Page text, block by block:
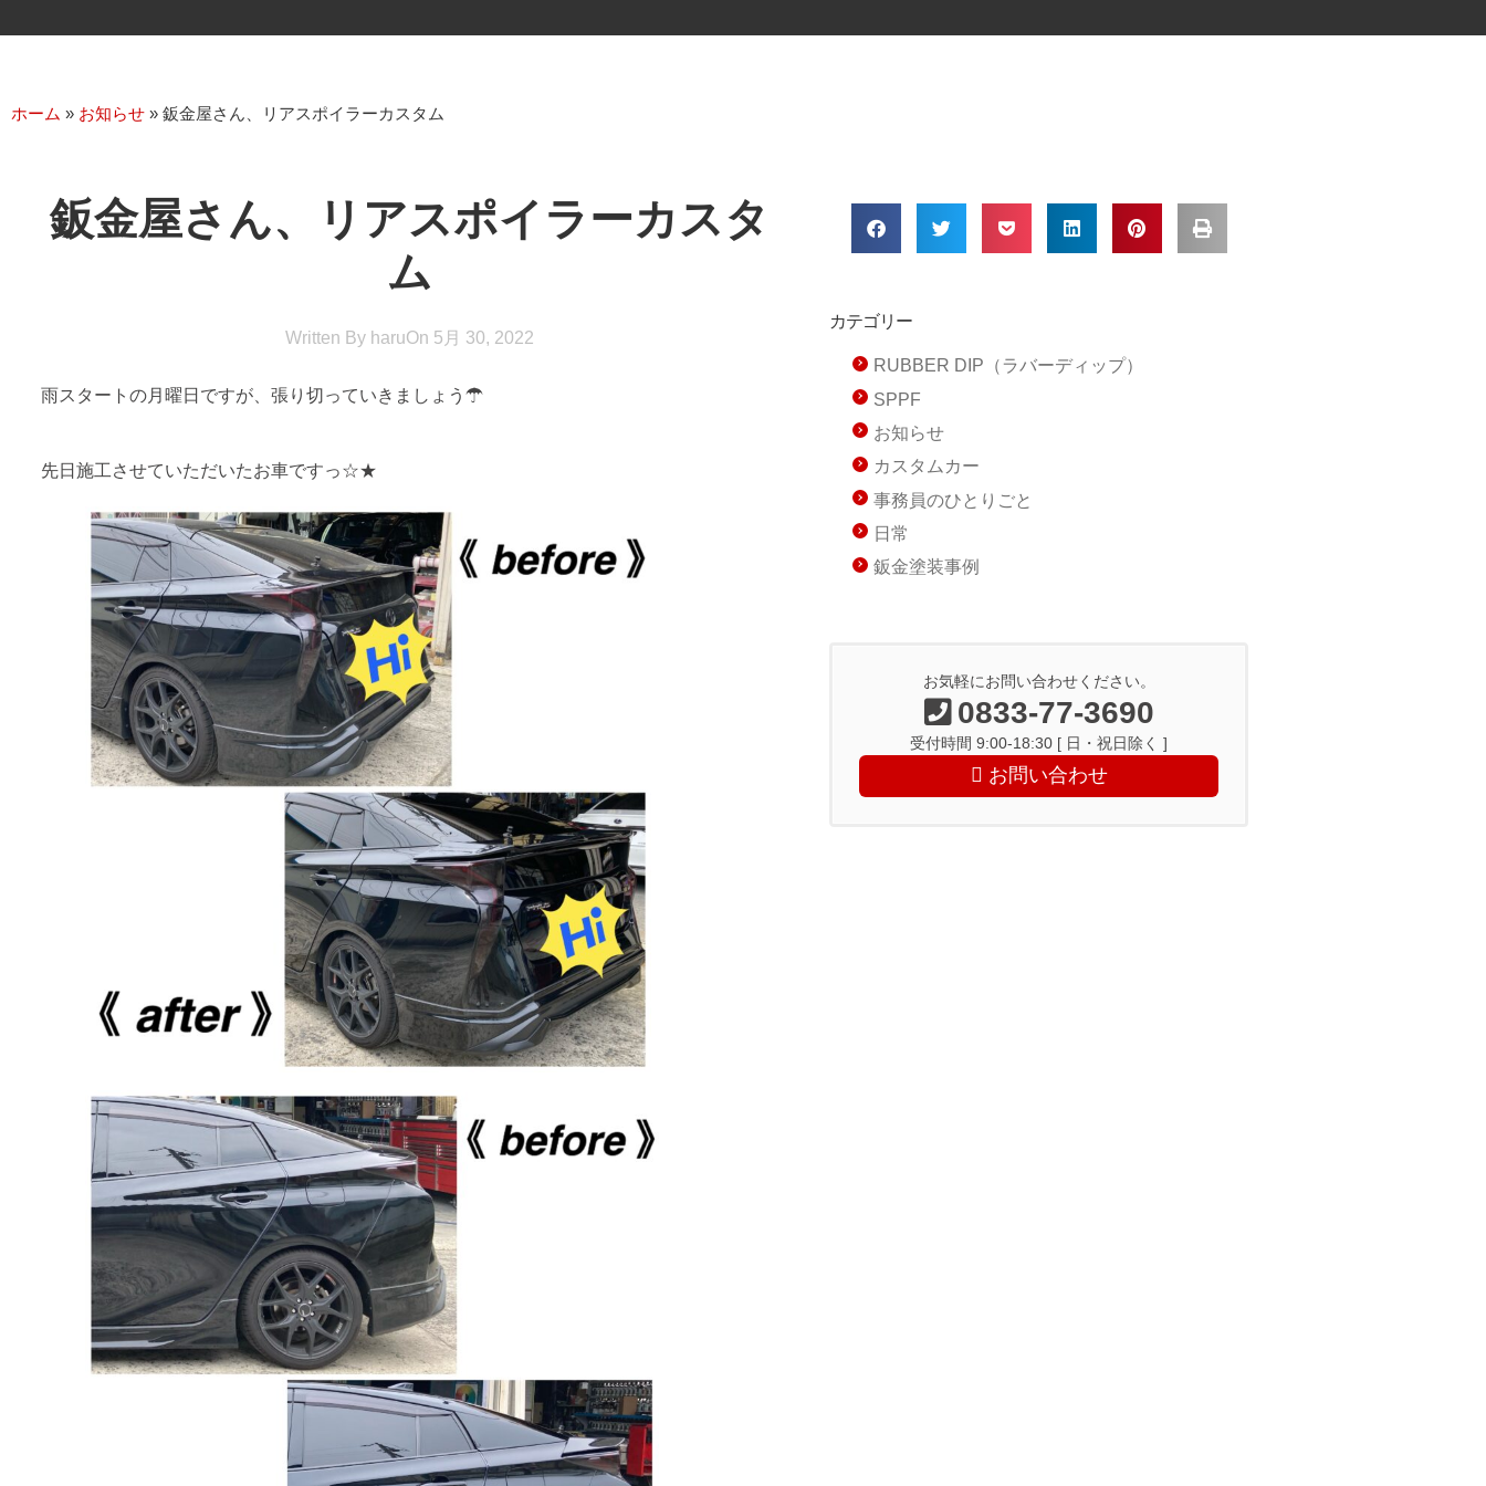
ホーム » お知らせ » 鈑金屋さん、リアスポイラーカスタム
鈑金屋さん、リアスポイラーカスタ
ム
Written ByharuOn 5月 30, 2022
雨スタートの月曜日ですが、張り切っていきましょう☂
先日施工させていただいたお車ですっ☆★
カテゴリー
RUBBER DIP（ラバーディップ）
SPPF
お知らせ
カスタムカー
事務員のひとりごと
日常
鈑金塗装事例
お気軽にお問い合わせください。
0833-77-3690
受付時間 9:00-18:30 [ 日・祝日除く ]
お問い合わせ